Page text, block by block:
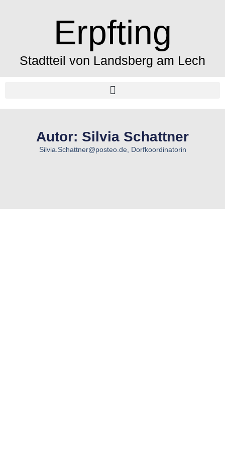
Erpfting
Stadtteil von Landsberg am Lech
Autor: Silvia Schattner
Silvia.Schattner@posteo.de, Dorfkoordinatorin